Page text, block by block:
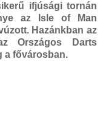
ifjúsági tornán
az Isle of Man
Hazánkban az
Országos Darts
a fővárosban.